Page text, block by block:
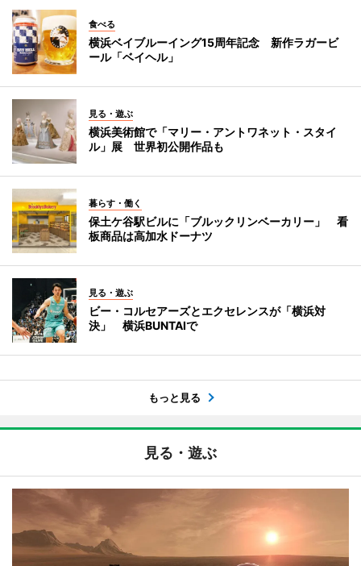
食べる
横浜ベイブルーイング15周年記念 新作ラガービ
ール「ベイヘル」
見る・遊ぶ
横浜美術館で「マリー・アントワネット・スタイ
ル」展 世界初公開作品も
暮らす・働く
保土ケ谷駅ビルに「ブルックリンベーカリー」 看
板商品は高加水ドーナツ
見る・遊ぶ
ビー・コルセアーズとエクセレンスが「横浜対
決」 横浜BUNTAIで
もっと見る
見る・遊ぶ